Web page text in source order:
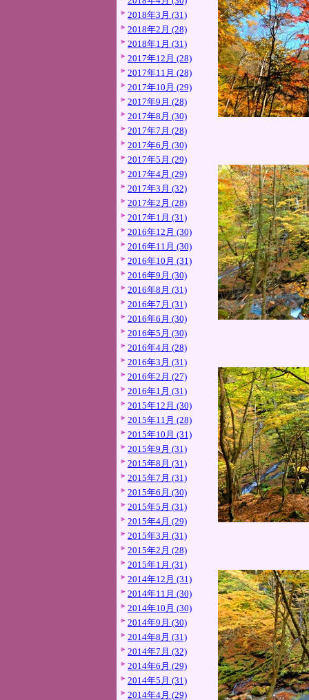
2018年3月 (31)
2018年2月 (28)
2018年1月 (31)
2017年12月 (28)
2017年11月 (28)
2017年10月 (29)
2017年9月 (28)
2017年8月 (30)
2017年7月 (28)
2017年6月 (30)
2017年5月 (29)
2017年4月 (29)
2017年3月 (32)
2017年2月 (28)
2017年1月 (31)
2016年12月 (30)
2016年11月 (30)
2016年10月 (31)
2016年9月 (30)
2016年8月 (31)
2016年7月 (31)
2016年6月 (30)
2016年5月 (30)
2016年4月 (28)
2016年3月 (31)
2016年2月 (27)
2016年1月 (31)
2015年12月 (30)
2015年11月 (28)
2015年10月 (31)
2015年9月 (31)
2015年8月 (31)
2015年7月 (31)
2015年6月 (30)
2015年5月 (31)
2015年4月 (29)
2015年3月 (31)
2015年2月 (28)
2015年1月 (31)
2014年12月 (31)
2014年11月 (30)
2014年10月 (30)
2014年9月 (30)
2014年8月 (31)
2014年7月 (32)
2014年6月 (29)
2014年5月 (31)
2014年4月 (29)